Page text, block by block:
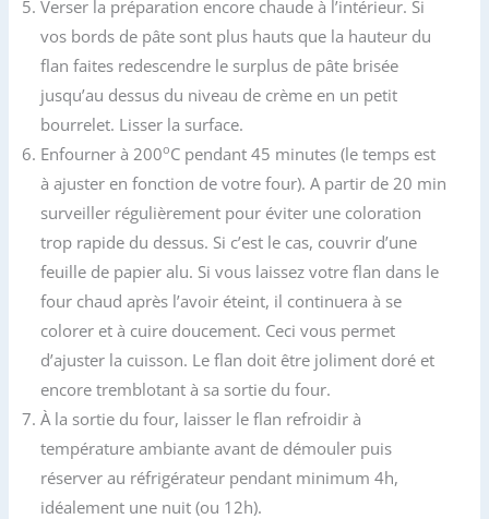
Verser la préparation encore chaude à l’intérieur. Si
vos bords de pâte sont plus hauts que la hauteur du
flan faites redescendre le surplus de pâte brisée
jusqu’au dessus du niveau de crème en un petit
bourrelet. Lisser la surface.
Enfourner à 200oC pendant 45 minutes (le temps est
à ajuster en fonction de votre four). A partir de 20 min
surveiller régulièrement pour éviter une coloration
trop rapide du dessus. Si c’est le cas, couvrir d’une
feuille de papier alu. Si vous laissez votre flan dans le
four chaud après l’avoir éteint, il continuera à se
colorer et à cuire doucement. Ceci vous permet
d’ajuster la cuisson. Le flan doit être joliment doré et
encore tremblotant à sa sortie du four.
À la sortie du four, laisser le flan refroidir à
température ambiante avant de démouler puis
réserver au réfrigérateur pendant minimum 4h,
idéalement une nuit (ou 12h).